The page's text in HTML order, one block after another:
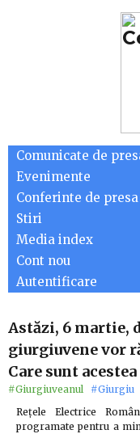
Comunicate de
Evenimente
Conferinte de presa
Stiri
Media index
Cont nou
Autentificare
Astăzi, 6 martie,
giurgiuvene vor
Care sunt
#Giurgiuveanul #Giurgiu
Rețele Electrice
programate pentru a